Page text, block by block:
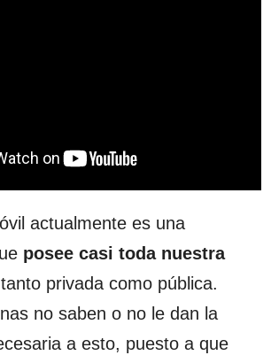
actualmente es una
posee casi toda nuestra
privada como pública.
no saben o no le dan la
a esto, puesto a que